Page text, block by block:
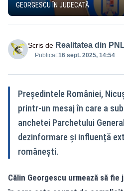
GEORGESCU ÎN JUDECATĂ
Scris de Realitatea din
Publicat:16 sept. 2025, 14:54
Președintele României,
printr-un mesaj în care a
anchetei Parchetului
dezinformare și influență
românești.
Călin Georgescu urmează să